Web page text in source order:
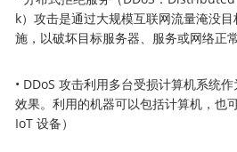
k）攻击是通过大规模互联网流量淹没
施，以破坏目标服务器、服务或网络正
• DDoS 攻击利用多台受损计算机系统
效果。利用的机器可以包括计算机，也
IoT 设备）